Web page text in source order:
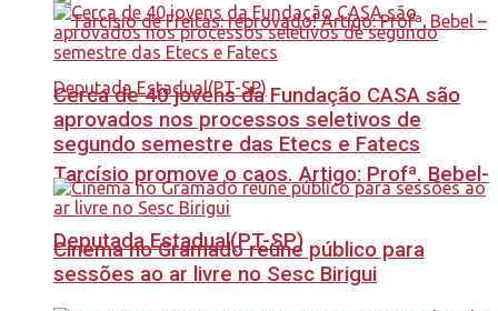
Tarcísio promove o caos. Artigo: Profª. Bebel-
Deputada Estadual(PT-SP)
Cerca de 40 jovens da Fundação CASA são
aprovados nos processos seletivos de
segundo semestre das Etecs e Fatecs
Cinema no Gramado reúne público para
sessões ao ar livre no Sesc Birigui